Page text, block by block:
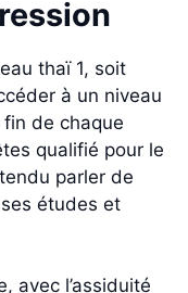
thaï 1, soit
à un niveau
de chaque
qualifié pour le
parler de
études et
avec l’assiduité